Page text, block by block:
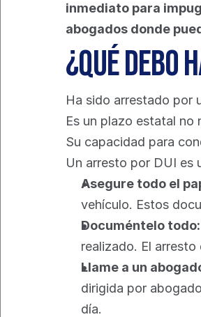
inmediato para
abogados donde
¿Qué debo
Ha sido arrestado por
Es un plazo estatal no
Su capacidad para
Un arresto por DUI es
Asegure todo el
vehículo. Estos
Documéntelo todo:
realizado. El arresto
Llame a un
dirigida por
día.